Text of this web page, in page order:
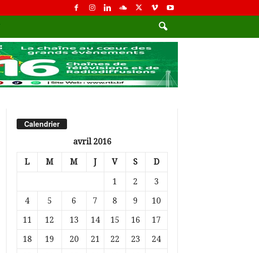
Calendrier
avril 2016
L M M J V S D
1 2
3
4
5 6 7 8 9
10
11
12 13 14 15 16
17
18
19 20 21 22 23
24